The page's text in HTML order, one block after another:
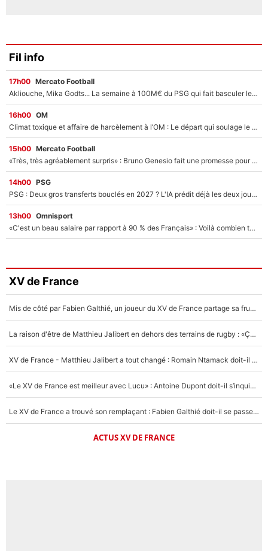
Fil info
17h00 Mercato Football
Akliouche, Mika Godts... La semaine à 100M€ du PSG qui fait basculer le mercato du PSG !
16h00 OM
Climat toxique et affaire de harcèlement à l’OM : Le départ qui soulage le vestiaire de Bruno Genesio
15h00 Mercato Football
«Très, très agréablement surpris» : Bruno Genesio fait une promesse pour la suite du mercato de l’OM et rassure les supporters
14h00 PSG
PSG : Deux gros transferts bouclés en 2027 ? L'IA prédit déjà les deux joueurs qui pourraient rejoindre Luis Enrique !
13h00 Omnisport
«C'est un beau salaire par rapport à 90 % des Français» : Voilà combien touchait Nelson Monfort sur France Télévisions avant de rejoindre CNews
XV de France
Mis de côté par Fabien Galthié, un joueur du XV de France partage sa frustration : «ils ne me l’ont pas dit tout de suite»
La raison d'être de Matthieu Jalibert en dehors des terrains de rugby : «Ça m'atteint autant que si tu touches à un membre de ma famille»
XV de France - Matthieu Jalibert a tout changé : Romain Ntamack doit-il s’inquiéter pour sa place à un an de la Coupe du monde ?
«Le XV de France est meilleur avec Lucu» : Antoine Dupont doit-il s’inquiéter pour sa place ?
Le XV de France a trouvé son remplaçant : Fabien Galthié doit-il se passer d'Antoine Dupont ?
ACTUS XV DE FRANCE